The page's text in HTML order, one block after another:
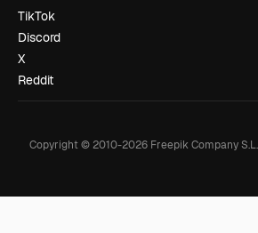
TikTok
Discord
X
Reddit
Copyright © 2010-2026Freepik Company